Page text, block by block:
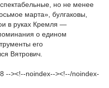
но не менее
марта», булгаковы,
в руках Кремля —
о едином
его
Вятрович.
--><!--noindex--><!--/noindex-